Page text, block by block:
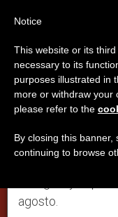
Cómo se
vivo de la
Rosario en
Aviso
Del 27 de julio
anual,
se generan
agosto.
Notice
This website or its
necessary to its
purposes illustrated in
more or withdraw your
please refer to the
By closing this
continuing to browse